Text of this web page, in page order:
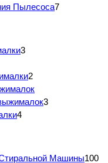
Пылесоса7
3
2
3
4
Машины100